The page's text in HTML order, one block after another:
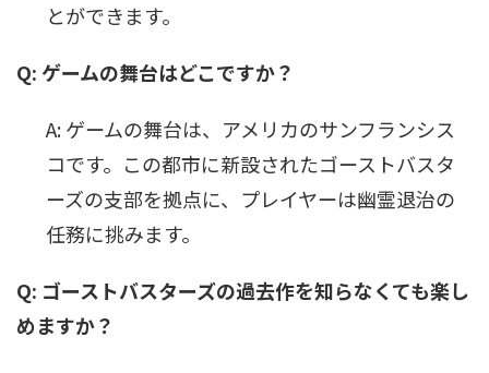
とができます。
Q: ゲームの舞台はどこですか？
A: ゲームの舞台は、アメリカのサンフランシス
コです。この都市に新設されたゴーストバスタ
ーズの支部を拠点に、プレイヤーは幽霊退治の
任務に挑みます。
Q: ゴーストバスターズの過去作を知らなくても楽し
めますか？